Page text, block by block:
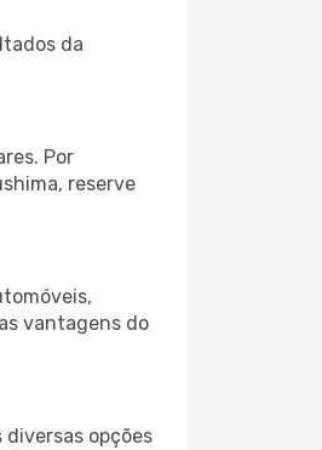
da
Por
reserve
vantagens do
opções